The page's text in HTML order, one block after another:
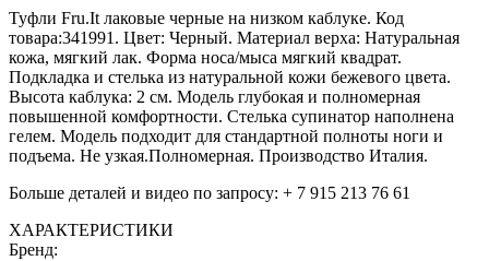
Туфли Fru.It лаковые черные на низком каблуке. Код
товара:341991. Цвет: Черный. Материал верха: Натуральная
кожа, мягкий лак. Форма носа/мыса мягкий квадрат.
Подкладка и стелька из натуральной кожи бежевого цвета.
Высота каблука: 2 см. Модель глубокая и полномерная
повышенной комфортности. Стелька супинатор наполнена
гелем. Модель подходит для стандартной полноты ноги и
подъема. Не узкая.Полномерная. Производство Италия.
Больше деталей и видео по запросу: + 7 915 213 76 61
ХАРАКТЕРИСТИКИ
Бренд: